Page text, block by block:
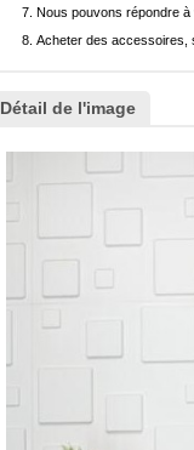
Nous pouvons répondre
Acheter des accessoires,
Détail de l'image